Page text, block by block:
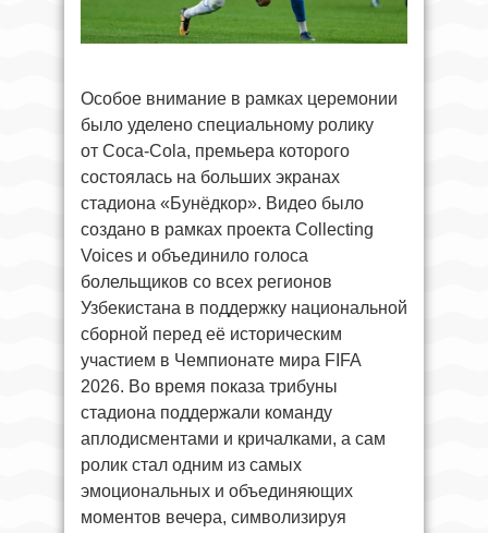
Особое внимание в рамках церемонии
было уделено специальному ролику
от Coca-Cola, премьера которого
состоялась на больших экранах
стадиона «Бунёдкор». Видео было
создано в рамках проекта Collecting
Voices и объединило голоса
болельщиков со всех регионов
Узбекистана в поддержку национальной
сборной перед её историческим
участием в Чемпионате мира FIFA
2026. Во время показа трибуны
стадиона поддержали команду
аплодисментами и кричалками, а сам
ролик стал одним из самых
эмоциональных и объединяющих
моментов вечера, символизируя